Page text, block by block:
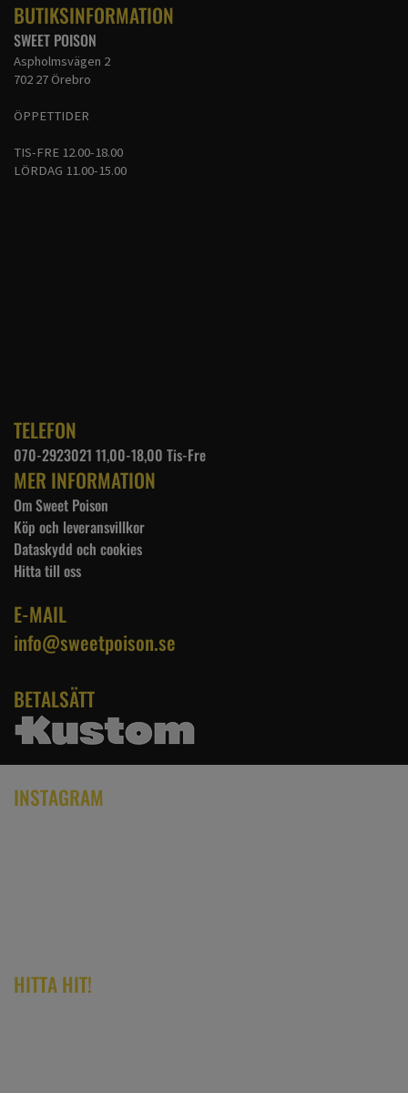
BUTIKSINFORMATION
SWEET POISON
Aspholmsvägen 2
702 27 Örebro
ÖPPETTIDER
TIS-FRE 12.00-18.00
LÖRDAG 11.00-15.00
TELEFON
070-2923021 11,00-18,00 Tis-Fre
MER INFORMATION
Om Sweet Poison
Köp och leveransvillkor
Dataskydd och cookies
Hitta till oss
E-MAIL
info@sweetpoison.se
BETALSÄTT
INSTAGRAM
HITTA HIT!